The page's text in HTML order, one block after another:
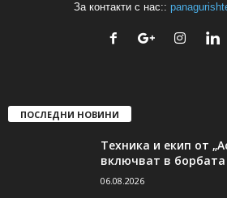
За контакти с нас::
ПОСЛЕДНИ НОВИНИ
Техника и екип от
включват в
06.08.2026